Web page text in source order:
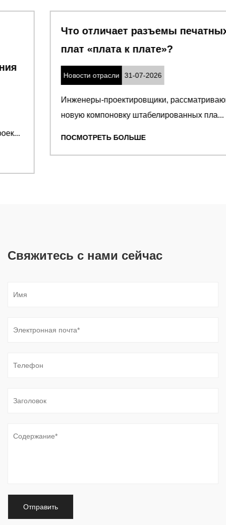
Что отличает разъемы печатных
плат «плата к плате»
Новости отрасли 31-07-2026
Инженеры-проектировщики, рассматривающие
новую компоновку штабелированных пла...
ПОСМОТРЕТЬ БОЛЬШЕ
Свяжитесь с нами сейчас